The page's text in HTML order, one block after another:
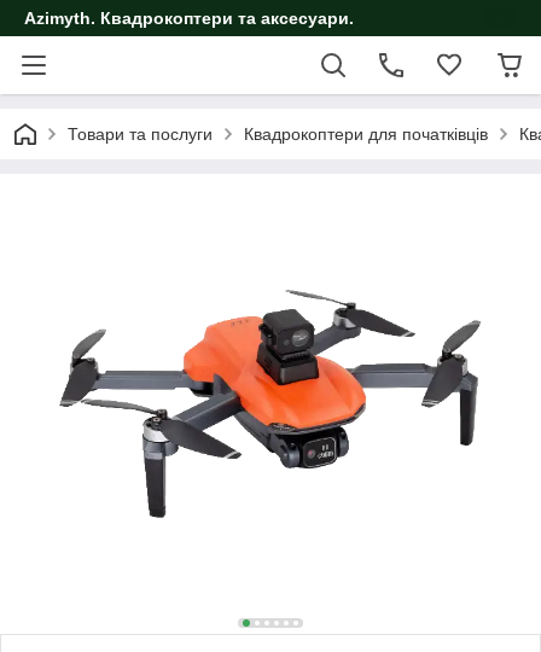
Azimyth. Квадрокоптери та аксесуари.
Товари та послуги Квадрокоптери для початківців